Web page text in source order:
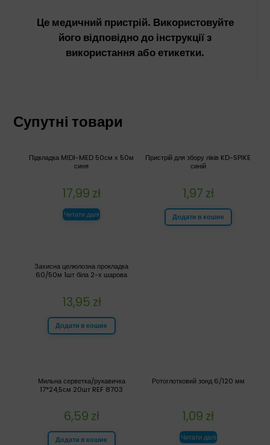
Це медичний пристрій. Використовуйте
його відповідно до інструкції з
використання або етикетки.
Супутні товари
Пристрій для збору ліків KD-SPIKE
синій
1,97 zł
Додати в кошик
Підкладка MIDI-MED 50см х 50м
синя
17,99 zł
Читати далі
Захисна целюлозна прокладка
60/50м 1шт біла 2-х шарова
13,95 zł
Додати в кошик
Ротоглотковий зонд 6/120 мм
1,09 zł
Читати далі
Мильна серветка/рукавичка
17*24,5см 20шт REF 8703
6,59 zł
Додати в кошик